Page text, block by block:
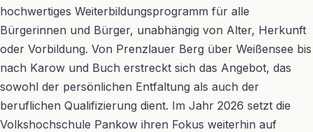
hochwertiges Weiterbildungsprogramm für alle
Bürgerinnen und Bürger, unabhängig von Alter, Herkunft
oder Vorbildung. Von Prenzlauer Berg über Weißensee bis
nach Karow und Buch erstreckt sich das Angebot, das
sowohl der persönlichen Entfaltung als auch der
beruflichen Qualifizierung dient. Im Jahr 2026 setzt die
Volkshochschule Pankow ihren Fokus weiterhin auf